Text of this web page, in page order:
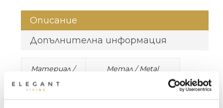
Описание
Допълнителна информация
Материал /
Material
Метал / Metal